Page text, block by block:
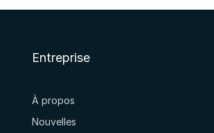
Entreprise
À propos
Nouvelles